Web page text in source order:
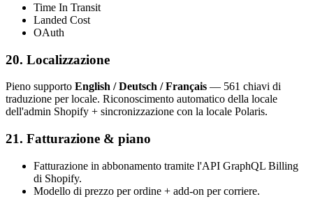
Time In Transit
Landed Cost
OAuth
20. Localizzazione
Pieno supporto English / Deutsch / Français — 561 chiavi di
traduzione per locale. Riconoscimento automatico della locale
dell'admin Shopify + sincronizzazione con la locale Polaris.
21. Fatturazione & piano
Fatturazione in abbonamento tramite l'API GraphQL Billing
di Shopify.
Modello di prezzo per ordine + add-on per corriere.